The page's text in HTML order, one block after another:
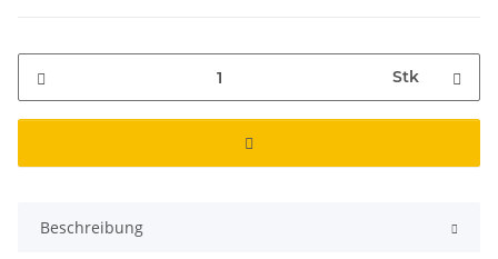
Stk
Beschreibung